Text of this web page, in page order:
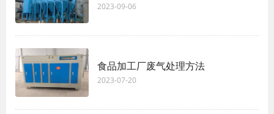
2023-09-06
食品加工厂废气处理方法
2023-07-20